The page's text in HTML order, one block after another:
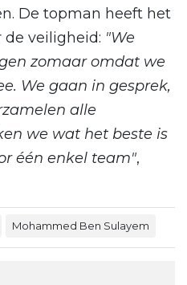
De topman heeft het
veiligheid: "We
zomaar omdat we
We gaan in gesprek,
alle
we wat het beste is
één enkel team",
Mohammed Ben Sulayem